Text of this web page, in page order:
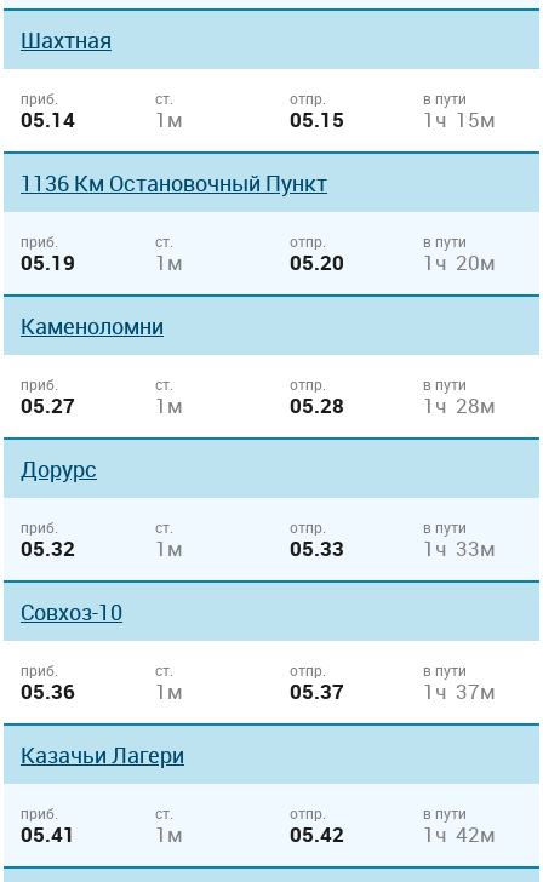
Шахтная
приб.
05.14
ст.
1м
отпр.
05.15
в пути
1ч 15м
1136 Км Остановочный Пункт
приб.
05.19
ст.
1м
отпр.
05.20
в пути
1ч 20м
Каменоломни
приб.
05.27
ст.
1м
отпр.
05.28
в пути
1ч 28м
Дорурс
приб.
05.32
ст.
1м
отпр.
05.33
в пути
1ч 33м
Совхоз-10
приб.
05.36
ст.
1м
отпр.
05.37
в пути
1ч 37м
Казачьи Лагери
приб.
05.41
ст.
1м
отпр.
05.42
в пути
1ч 42м